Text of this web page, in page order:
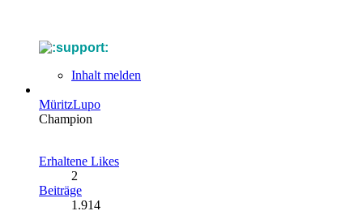
Inhalt melden
MüritzLupo
Champion
Erhaltene Likes
2
Beiträge
1.914